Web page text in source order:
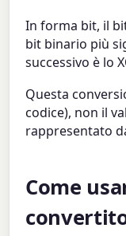
In forma bit, il
bit binario più
successivo è lo
Questa
codice), non il
rappresentato
Come